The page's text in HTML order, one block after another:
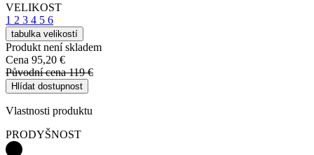
VELIKOST
1 2 3 4 5 6
tabulka velikostí
Produkt není skladem
Cena 95,20 €
Původní cena119 €
Hlídat dostupnost
Vlastnosti produktu
PRODYŠNOST